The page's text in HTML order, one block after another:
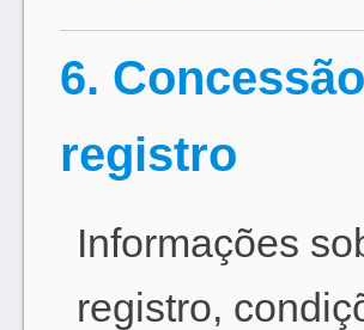
6.
registro
Informações
registro,